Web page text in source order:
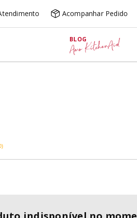
Acompanhar Pedido
BLOG
Amo KitchenAid
)